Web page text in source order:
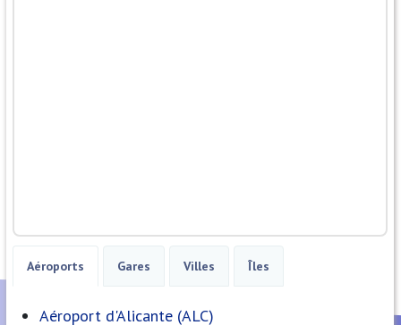
Aéroports Gares Villes Îles
Aéroport d'Alicante (ALC)